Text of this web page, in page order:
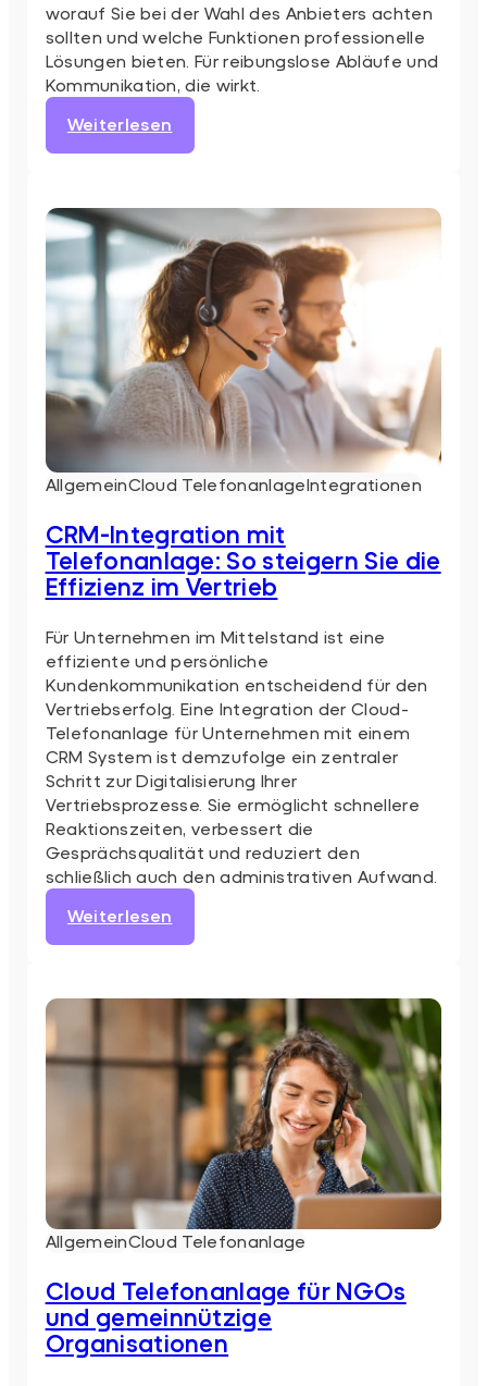
worauf Sie bei der Wahl des Anbieters achten
sollten und welche Funktionen professionelle
Lösungen bieten. Für reibungslose Abläufe und
Kommunikation, die wirkt.
Weiterlesen
Wie
Telefonkonferenz?
AllgemeinCloud TelefonanlageIntegrationen
CRM-Integration mit
Telefonanlage: So steigern Sie die
Effizienz im Vertrieb
Für Unternehmen im Mittelstand ist eine
effiziente und persönliche
Kundenkommunikation entscheidend für den
Vertriebserfolg. Eine Integration der Cloud-
Telefonanlage für Unternehmen mit einem
CRM System ist demzufolge ein zentraler
Schritt zur Digitalisierung Ihrer
Vertriebsprozesse. Sie ermöglicht schnellere
Reaktionszeiten, verbessert die
Gesprächsqualität und reduziert den
schließlich auch den administrativen Aufwand.
Weiterlesen
CRM-
Telefonanlage:
steigern
Sie
die
Effizienz
im
Vertrieb
AllgemeinCloud Telefonanlage
Cloud Telefonanlage für NGOs
und gemeinnützige
Organisationen